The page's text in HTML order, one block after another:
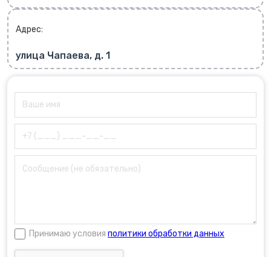
Адрес:
улица Чапаева, д. 1
Принимаю условия политики обработки данных